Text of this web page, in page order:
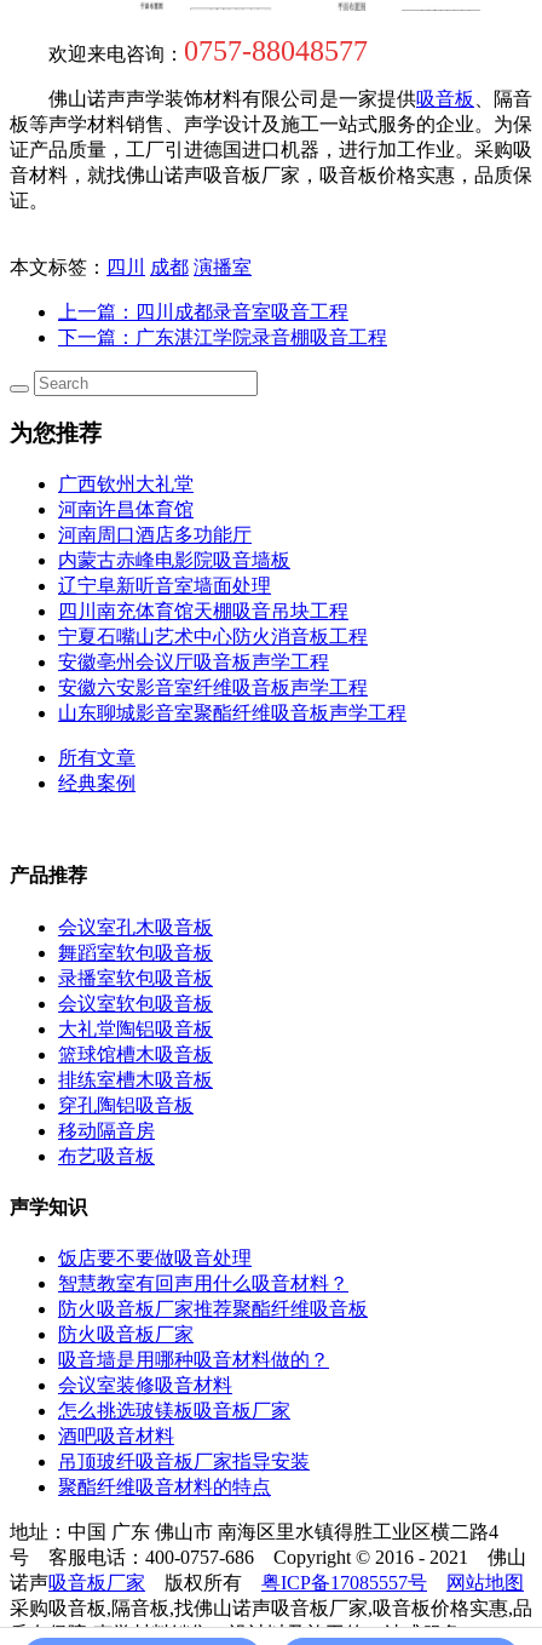
欢迎来电咨询： 0757-88048577
佛山诺声声学装饰材料有限公司是一家提供吸音板
、隔音
板等声学材料销售、声学设计及施工一站式服务的企业。为保
证产品质量，工厂引进德国进口机器，进行加工作业。采购吸
音材料，就找佛山诺声吸音板厂家，吸音板价格实惠，品质保
证。
本文标签： 四川 成都 演播室
上一篇 ：四川成都录音室吸音工程
下一篇 ：广东湛江学院录音棚吸音工程
为您推荐
广西钦州大礼堂
河南许昌体育馆
河南周口酒店多功能厅
内蒙古赤峰电影院吸音墙板
辽宁阜新听音室墙面处理
四川南充体育馆天棚吸音吊块工程
宁夏石嘴山艺术中心防火消音板工程
安徽亳州会议厅吸音板声学工程
安徽六安影音室纤维吸音板声学工程
山东聊城影音室聚酯纤维吸音板声学工程
所有文章
经典案例
产品推荐
会议室孔木吸音板
舞蹈室软包吸音板
录播室软包吸音板
会议室软包吸音板
大礼堂陶铝吸音板
篮球馆槽木吸音板
排练室槽木吸音板
穿孔陶铝吸音板
移动隔音房
布艺吸音板
声学知识
饭店要不要做吸音处理
智慧教室有回声用什么吸音材料？
防火吸音板厂家推荐聚酯纤维吸音板
防火吸音板厂家
吸音墙是用哪种吸音材料做的？
会议室装修吸音材料
怎么挑选玻镁板吸音板厂家
酒吧吸音材料
吊顶玻纤吸音板厂家指导安装
聚酯纤维吸音材料的特点
地址：中国 广东 佛山市 南海区里水镇得胜工业区横二路4
号 客服电话：400-0757-686 Copyright © 2016 - 2021 佛山
诺声吸音板厂家 版权所有 粤ICP备17085557号
网站地图
采购吸音板,隔音板,找佛山诺声吸音板厂家,吸音板价格实惠,品
质有保障!声学材料销售、设计以及施工的一站式服务!